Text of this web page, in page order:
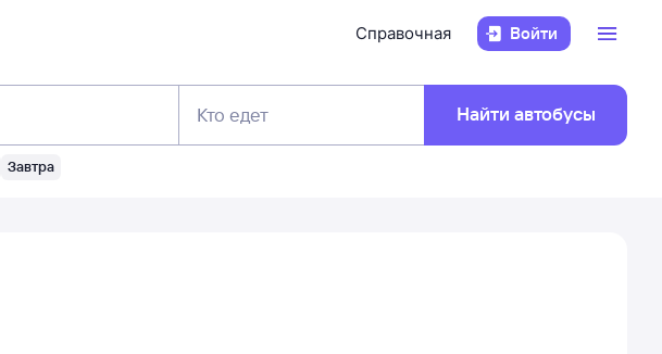
Справочная Войти
Завтра
Кто едет Найти автобусы